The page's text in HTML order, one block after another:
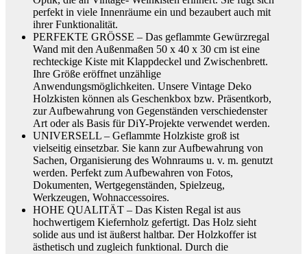
perfekt in viele Innenräume ein und bezaubert auch mit
ihrer Funktionalität.
PERFEKTE GRÖSSE – Das geflammte Gewürzregal
Wand mit den Außenmaßen 50 x 40 x 30 cm ist eine
rechteckige Kiste mit Klappdeckel und Zwischenbrett.
Ihre Größe eröffnet unzählige
Anwendungsmöglichkeiten. Unsere Vintage Deko
Holzkisten können als Geschenkbox bzw. Präsentkorb,
zur Aufbewahrung von Gegenständen verschiedenster
Art oder als Basis für DiY-Projekte verwendet werden.
UNIVERSELL – Geflammte Holzkiste groß ist
vielseitig einsetzbar. Sie kann zur Aufbewahrung von
Sachen, Organisierung des Wohnraums u. v. m. genutzt
werden. Perfekt zum Aufbewahren von Fotos,
Dokumenten, Wertgegenständen, Spielzeug,
Werkzeugen, Wohnaccessoires.
HOHE QUALITÄT – Das Kisten Regal ist aus
hochwertigem Kiefernholz gefertigt. Das Holz sieht
solide aus und ist äußerst haltbar. Der Holzkoffer ist
ästhetisch und zugleich funktional. Durch die